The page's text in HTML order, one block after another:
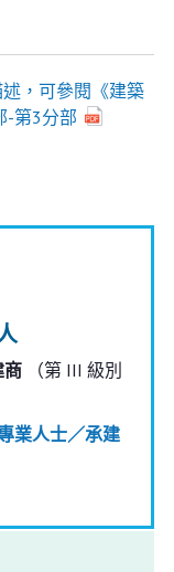
，可參閱《建築
-第3分部
商（第 III 級別
業人士／承建